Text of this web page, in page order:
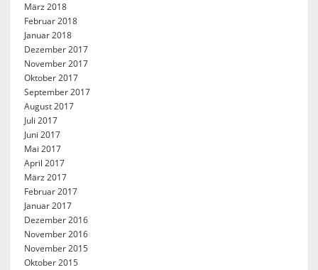
März 2018
Februar 2018
Januar 2018
Dezember 2017
November 2017
Oktober 2017
September 2017
August 2017
Juli 2017
Juni 2017
Mai 2017
April 2017
März 2017
Februar 2017
Januar 2017
Dezember 2016
November 2016
November 2015
Oktober 2015